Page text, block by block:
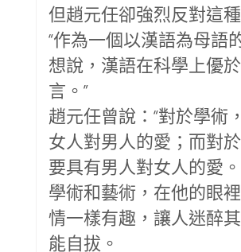
但趙元任卻強烈反對這種
“作為一個以漢語為母語
想說，漢語在科學上優
言。”
趙元任曾說：“對於學術
女人對男人的愛；而對於
要具有男人對女人的愛。
學術和藝術，在他的眼
情一樣有趣，讓人迷醉
能自拔。